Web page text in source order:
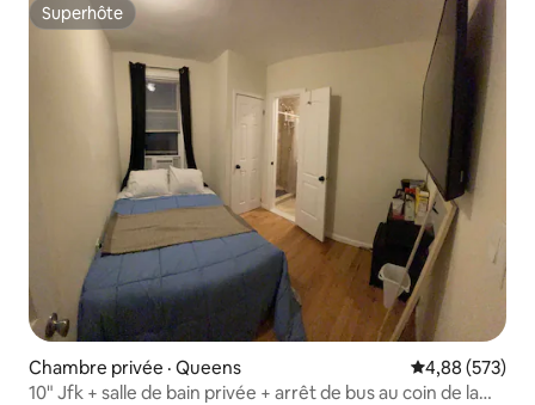
Superhôte
Superhôte
Chambre privée · Queens Note
4,88 (573)
10" Jfk + salle de bain privée + arrêt de bus au coin de la